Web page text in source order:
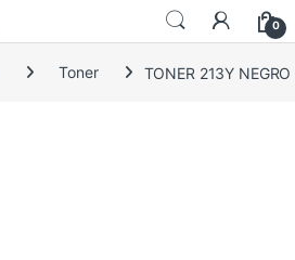
0
Toner TONER 213Y